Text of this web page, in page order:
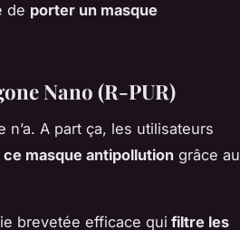
de porter un masque
Nano (R-PUR)
n’a. A part ça, les utilisateurs
masque antipollution grâce au
brevetée efficace qui filtre les